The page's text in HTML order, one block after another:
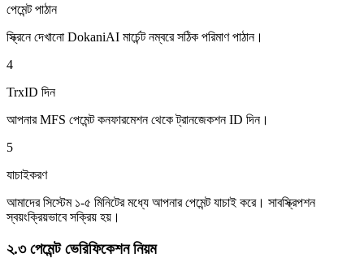
পেমেন্ট পাঠান
স্ক্রিনে দেখানো DokaniAI মার্চেন্ট নম্বরে সঠিক পরিমাণ পাঠান।
4
TrxID দিন
আপনার MFS পেমেন্ট কনফারমেশন থেকে ট্রানজেকশন ID দিন।
5
যাচাইকরণ
আমাদের সিস্টেম ১-৫ মিনিটের মধ্যে আপনার পেমেন্ট যাচাই করে। সাবস্ক্রিপশন
স্বয়ংক্রিয়ভাবে সক্রিয় হয়।
২.৩ পেমেন্ট ভেরিফিকেশন নিয়ম